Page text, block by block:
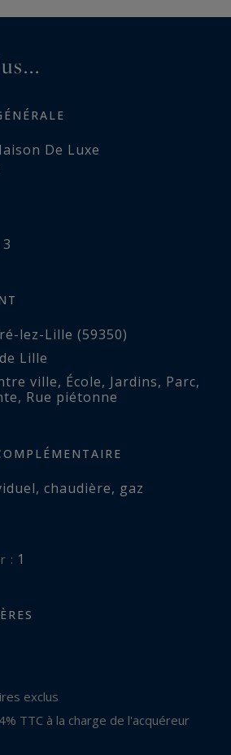
et bénéficie d'un excellent
volumes, confort et esprit
les risques auxquels ce
disponibles sur :
De Luxe
3
lez-Lille (59350)
Lille
ville, École, Jardins, Parc,
, Rue piétonne
, chaudière, gaz
: 1
exclus
TTC à la charge de l'acquéreur